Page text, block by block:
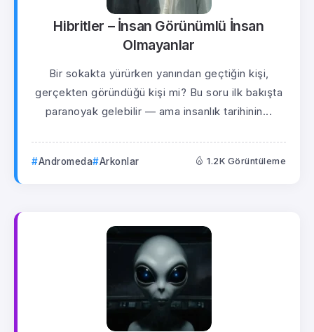
Hibritler – İnsan Görünümlü İnsan
Olmayanlar
Bir sokakta yürürken yanından geçtiğin kişi,
gerçekten göründüğü kişi mi? Bu soru ilk bakışta
paranoyak gelebilir — ama insanlık tarihinin...
Andromeda Arkonlar 1.2K Görüntüleme